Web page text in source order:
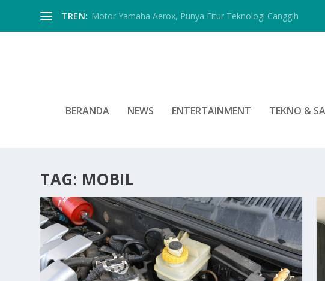
TREN: Motor Yamaha Aerox, Punya Fitur Teknologi Canggih
BERANDA NEWS ENTERTAINMENT TEKNO &
TAG: MOBIL